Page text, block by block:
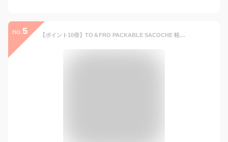
no. 5 【ポイント10倍】TO＆FRO PACKABLE SACOCHE 軽量撥水 サコッシュ ショルダーバッグ 肩がけ メンズ レディース A5 ペットボトル パッカブル 旅行 トラベル